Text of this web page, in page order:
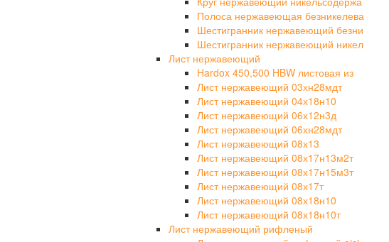
Полоса нержавеющая безникелева
Шестигранник нержавеющий безни
Шестигранник нержавеющий никел
Лист нержавеющий
Hardox 450,500 HBW листовая из
Лист нержавеющий 03хн28мдт
Лист нержавеющий 04х18н10
Лист нержавеющий 06х12н3д
Лист нержавеющий 06хн28мдт
Лист нержавеющий 08х13
Лист нержавеющий 08х17н13м2т
Лист нержавеющий 08х17н15м3т
Лист нержавеющий 08х17т
Лист нержавеющий 08х18н10
Лист нержавеющий 08х18н10т
Лист нержавеющий рифленый